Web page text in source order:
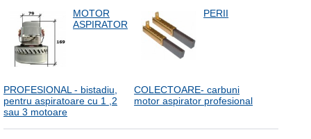
MOTOR
ASPIRATOR
PROFESIONAL - bistadiu,
pentru aspiratoare cu 1 ,2
sau 3 motoare
PERII
COLECTOARE- carbuni
motor aspirator profesional